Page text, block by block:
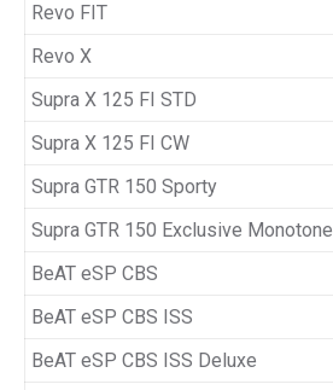
Revo FIT
Revo X
Supra X 125 FI STD
Supra X 125 FI CW
Supra GTR 150 Sporty
Supra GTR 150 Exclusive Monotone
BeAT eSP CBS
BeAT eSP CBS ISS
BeAT eSP CBS ISS Deluxe